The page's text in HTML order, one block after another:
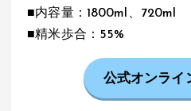
■内容量：1800ml、720ml
■精米歩合：55%
公式オンライ